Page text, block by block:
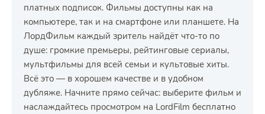
платных подписок. Фильмы доступны как на
компьютере, так и на смартфоне или планшете. На
ЛордФильм каждый зритель найдёт что-то по
душе: громкие премьеры, рейтинговые сериалы,
мультфильмы для всей семьи и культовые хиты.
Всё это — в хорошем качестве и в удобном
дубляже. Начните прямо сейчас: выберите фильм и
наслаждайтесь просмотром на LordFilm бесплатно